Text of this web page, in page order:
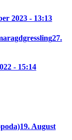
2023 - 13:13
27.
- 15:14
19. August